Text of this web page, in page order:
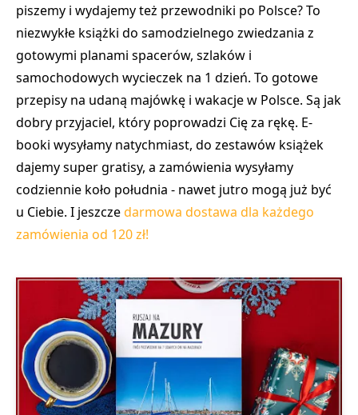
piszemy i wydajemy też przewodniki po Polsce? To
niezwykłe książki do samodzielnego zwiedzania z
gotowymi planami spacerów, szlaków i
samochodowych wycieczek na 1 dzień. To gotowe
przepisy na udaną majówkę i wakacje w Polsce. Są jak
dobry przyjaciel, który poprowadzi Cię za rękę. E-
booki wysyłamy natychmiast, do zestawów książek
dajemy super gratisy, a zamówienia wysyłamy
codziennie koło południa - nawet jutro mogą już być
u Ciebie. I jeszczedarmowa dostawa dla każdego
zamówienia od 120 zł!